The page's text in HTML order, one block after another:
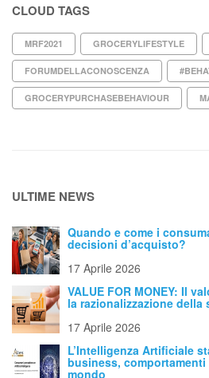
CLOUD TAGS
MRF2021 GROCERYLIFESTYLE
FORUMDELLACONOSCENZA
GROCERYPURCHASEBEHAVIOUR
ULTIME NEWS
Quando e come i
decisioni d’acquisto?
17 Aprile 2026
VALUE FOR MONEY: Il
la razionalizzazione della
17 Aprile 2026
L’Intelligenza Artificiale
business,
mondo